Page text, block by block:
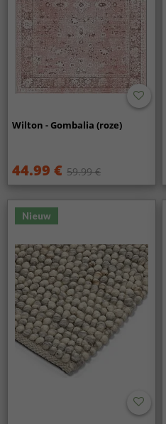
Wilton - Gombalia (roze)
44.99 € 59.99 €
Nieuw